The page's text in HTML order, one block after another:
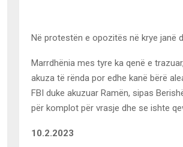
Në protestën e opozitës në krye janë
Marrdhënia mes tyre ka qenë e
akuza të rënda por edhe kanë bërë
FBI duke akuzuar Ramën, sipas
për komplot për vrasje dhe se ishte
10.2.2023